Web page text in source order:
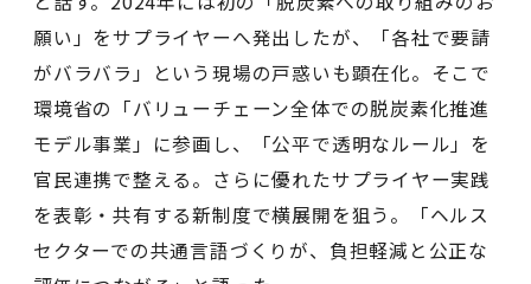
願い」をサプライヤーへ発出したが、「各社で要請
がバラバラ」という現場の戸惑いも顕在化。そこで
環境省の「バリューチェーン全体での脱炭素化推進
モデル事業」に参画し、「公平で透明なルール」を
官民連携で整える。さらに優れたサプライヤー実践
を表彰・共有する新制度で横展開を狙う。「ヘルス
セクターでの共通言語づくりが、負担軽減と公正な